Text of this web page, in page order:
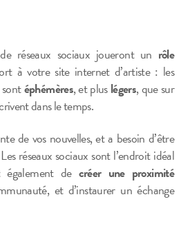
réseaux sociaux joueront un rôle
à votre site internet d’artiste : les
éphémères, et pluslégers, que sur
dans le temps.
de vos nouvelles, et a besoin d’être
réseaux sociaux sont l’endroit idéal
de créer une proximité
et d’instaurer un échange